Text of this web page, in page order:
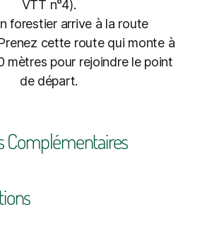
VTT n°4).
forestier arrive à la route
cette route qui monte à
mètres pour rejoindre le point
de départ.
Complémentaires